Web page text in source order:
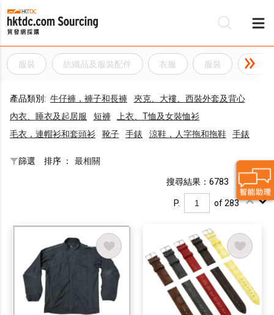
服裝 紡織品及服裝配件 衣服 服裝 服飾
產品類別: 牛仔褲，褲子和長褲
夾克、大褸、西裝外套及背心
內衣、睡衣及起居服
短褲
上衣、T恤及女裝恤衫
毛衣，連帽衫和套頭衫
靴子 手錶 涼鞋，人字拖和拖鞋 手錶
篩選 排序 ： 最相關
搜尋結果：6783
P. of 283